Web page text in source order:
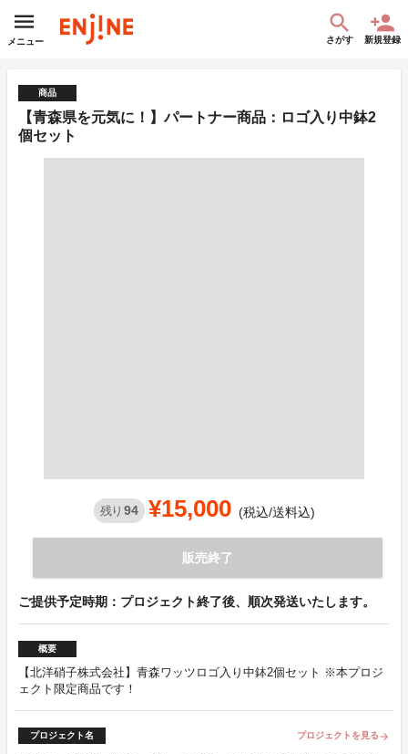
メニュー さがす 新規登録
商品
【青森県を元気に！】パートナー商品：ロゴ入り中鉢2
個セット
残り 94 ¥15,000 (税込/送料込)
販売終了
ご提供予定時期：プロジェクト終了後、順次発送いたします。
概要
【北洋硝子株式会社】青森ワッツロゴ入り中鉢2個セット ※本プロジ
ェクト限定商品です！
プロジェクト名 プロジェクトを見る arrow_forward